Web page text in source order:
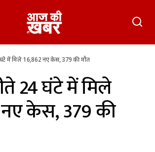
24 घंटे में मिले 16,862 नए केस, 379 की मौत
में मिले 16,862 नए केस, 379 की मौत
24 घंटे में मिले
केस, 379 की